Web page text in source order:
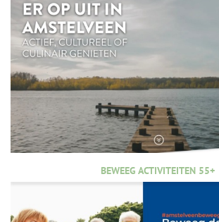
BEWEEG ACTIVITEITEN 55+